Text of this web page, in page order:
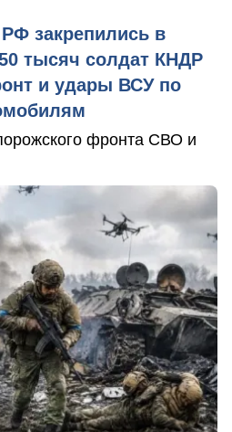
закрепились в
тысяч солдат КНДР
и удары ВСУ по
фронта СВО и